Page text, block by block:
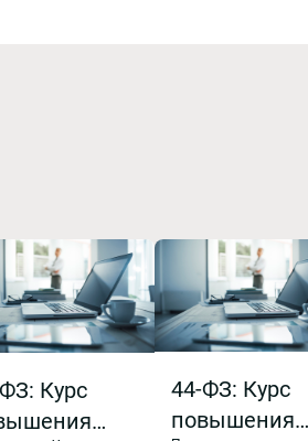
Курс
44-ФЗ: Курс
повышения